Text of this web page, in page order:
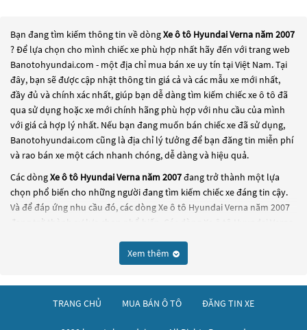
Bạn đang tìm kiếm thông tin về dòngXe ô tô Hyundai Verna năm 2007
? Để lựa chọn cho mình chiếc xe phù hợp nhất hãy đến với trang web
Banotohyundai.com - một địa chỉ mua bán xe uy tín tại Việt Nam. Tại
đây, bạn sẽ được cập nhật thông tin giá cả và các mẫu xe mới nhất,
đầy đủ và chính xác nhất, giúp bạn dễ dàng tìm kiếm chiếc xe ô tô đã
qua sử dụng hoặc xe mới chính hãng phù hợp với nhu cầu của mình
với giá cả hợp lý nhất. Nếu bạn đang muốn bán chiếc xe đã sử dụng,
Banotohyundai.com cũng là địa chỉ lý tưởng để bạn đăng tin miễn phí
và rao bán xe một cách nhanh chóng, dễ dàng và hiệu quả.
Các dòngXe ô tô Hyundai Verna năm 2007đang trở thành một lựa
chọn phổ biến cho những người đang tìm kiếm chiếc xe đáng tin cậy.
Và để đáp ứng nhu cầu đó, các dòngXe ô tô Hyundai Verna năm 2007
đang trở thành sự lựa chọn phổ biến. Các dòng
là các dòng xe mới với thiết kế hiện đại và công nghệ tiên tiến. Các
Xe ô tô Hyundai Verna năm 2007này đều được kiểm tra và bảo
dưỡng kỹ lưỡng để đảm bảo chất lượng và hiệu suất tốt nhất. Nếu bạn
đang tìm kiếm một chiếc xe, hãy khám phá các dòngXe ô tô Hyundai
Xem thêm
TRANG CHỦ MUA BÁN Ô TÔ ĐĂNG TIN XE